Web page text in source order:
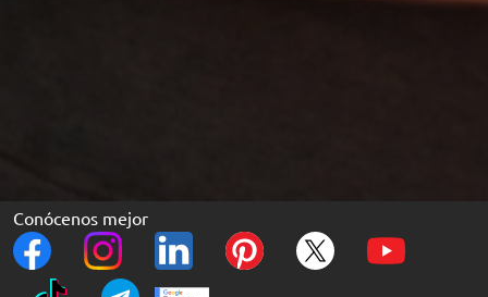
Conócenos mejor